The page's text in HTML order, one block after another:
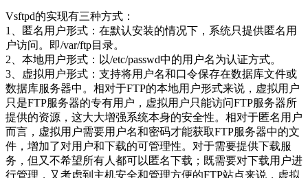
Vsftpd的实现有三种方式：
1、匿名用户形式：在默认安装的情况下，系统只提供匿名用
户访问。即/var/ftp目录。
2、本地用户形式：以/etc/passwd中的用户名为认证方式。
3、虚拟用户形式：支持将用户名和口令保存在数据库文件或
数据库服务器中。相对于FTP的本地用户形式来说，虚拟用户
只是FTP服务器的专有用户，虚拟用户只能访问FTP服务器所
提供的资源，这大大增强系统本身的安全性。相对于匿名用户
而言，虚拟用户需要用户名和密码才能获取FTP服务器中的文
件，增加了对用户和下载的可管理性。对于需要提供下载服
务，但又不希望所有人都可以匿名下载；既需要对下载用户进
行管理，又考虑到主机安全和管理方便的FTP站点来说，虚拟